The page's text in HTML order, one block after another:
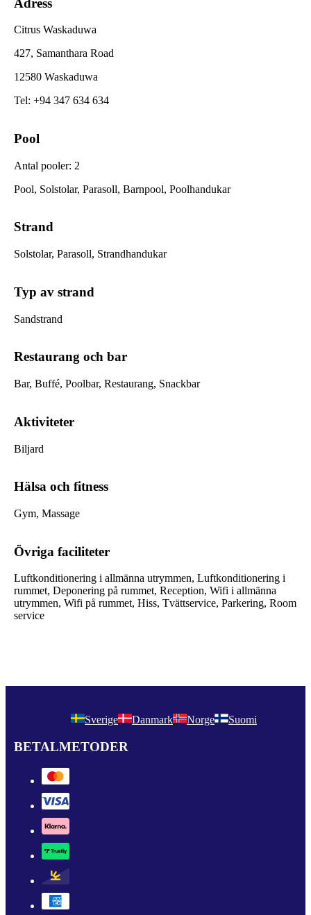
Citrus Waskaduwa
427, Samanthara Road
12580 Waskaduwa
Tel: +94 347 634 634
Pool
Antal pooler: 2
Pool, Solstolar, Parasoll, Barnpool, Poolhandukar
Strand
Solstolar, Parasoll, Strandhandukar
Typ av strand
Sandstrand
Restaurang och bar
Bar, Buffé, Poolbar, Restaurang, Snackbar
Aktiviteter
Biljard
Hälsa och fitness
Gym, Massage
Övriga faciliteter
Luftkonditionering i allmänna utrymmen, Luftkonditionering i
rummet, Deponering på rummet, Reception, Wifi i allmänna
utrymmen, Wifi på rummet, Hiss, Tvättservice, Parkering, Room
service
Sverige Danmark Norge Suomi
BETALMETODER